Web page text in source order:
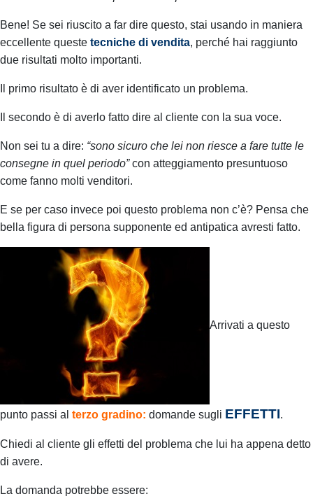
Bene! Se sei riuscito a far dire questo, stai usando in maniera
eccellente queste tecniche di vendita, perché hai raggiunto
due risultati molto importanti.
Il primo risultato è di aver identificato un problema.
Il secondo è di averlo fatto dire al cliente con la sua voce.
Non sei tu a dire: “sono sicuro che lei non riesce a fare tutte le
consegne in quel periodo”con atteggiamento presuntuoso
come fanno molti venditori.
E se per caso invece poi questo problema non c’è? Pensa che
bella figura di persona supponente ed antipatica avresti fatto.
Arrivati a questo
punto passi al terzo gradino: domande sugli EFFETTI.
Chiedi al cliente gli effetti del problema che lui ha appena detto
di avere.
La domanda potrebbe essere: